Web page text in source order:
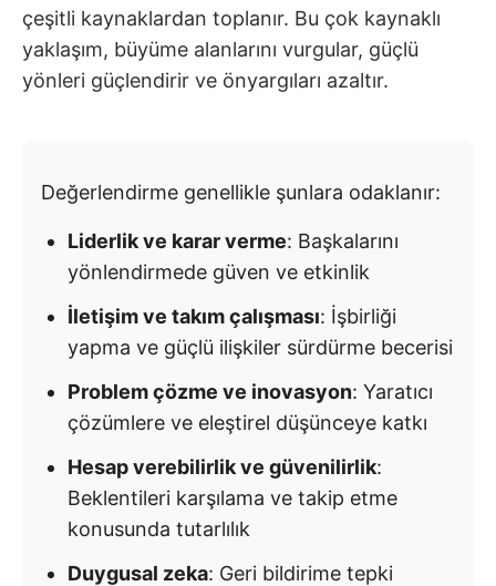
çeşitli kaynaklardan toplanır. Bu çok kaynaklı
yaklaşım, büyüme alanlarını vurgular, güçlü
yönleri güçlendirir ve önyargıları azaltır.
Değerlendirme genellikle şunlara odaklanır:
Liderlik ve karar verme: Başkalarını
yönlendirmede güven ve etkinlik
İletişim ve takım çalışması: İşbirliği
yapma ve güçlü ilişkiler sürdürme becerisi
Problem çözme ve inovasyon: Yaratıcı
çözümlere ve eleştirel düşünceye katkı
Hesap verebilirlik ve güvenilirlik:
Beklentileri karşılama ve takip etme
konusunda tutarlılık
Duygusal zeka: Geri bildirime tepki